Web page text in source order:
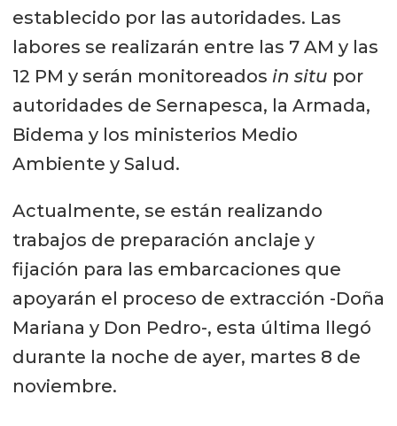
establecido por las autoridades. Las
labores se realizarán entre las 7 AM y las
12 PM y serán monitoreados in situ por
autoridades de Sernapesca, la Armada,
Bidema y los ministerios Medio
Ambiente y Salud.
Actualmente, se están realizando
trabajos de preparación anclaje y
fijación para las embarcaciones que
apoyarán el proceso de extracción -Doña
Mariana y Don Pedro-, esta última llegó
durante la noche de ayer, martes 8 de
noviembre.